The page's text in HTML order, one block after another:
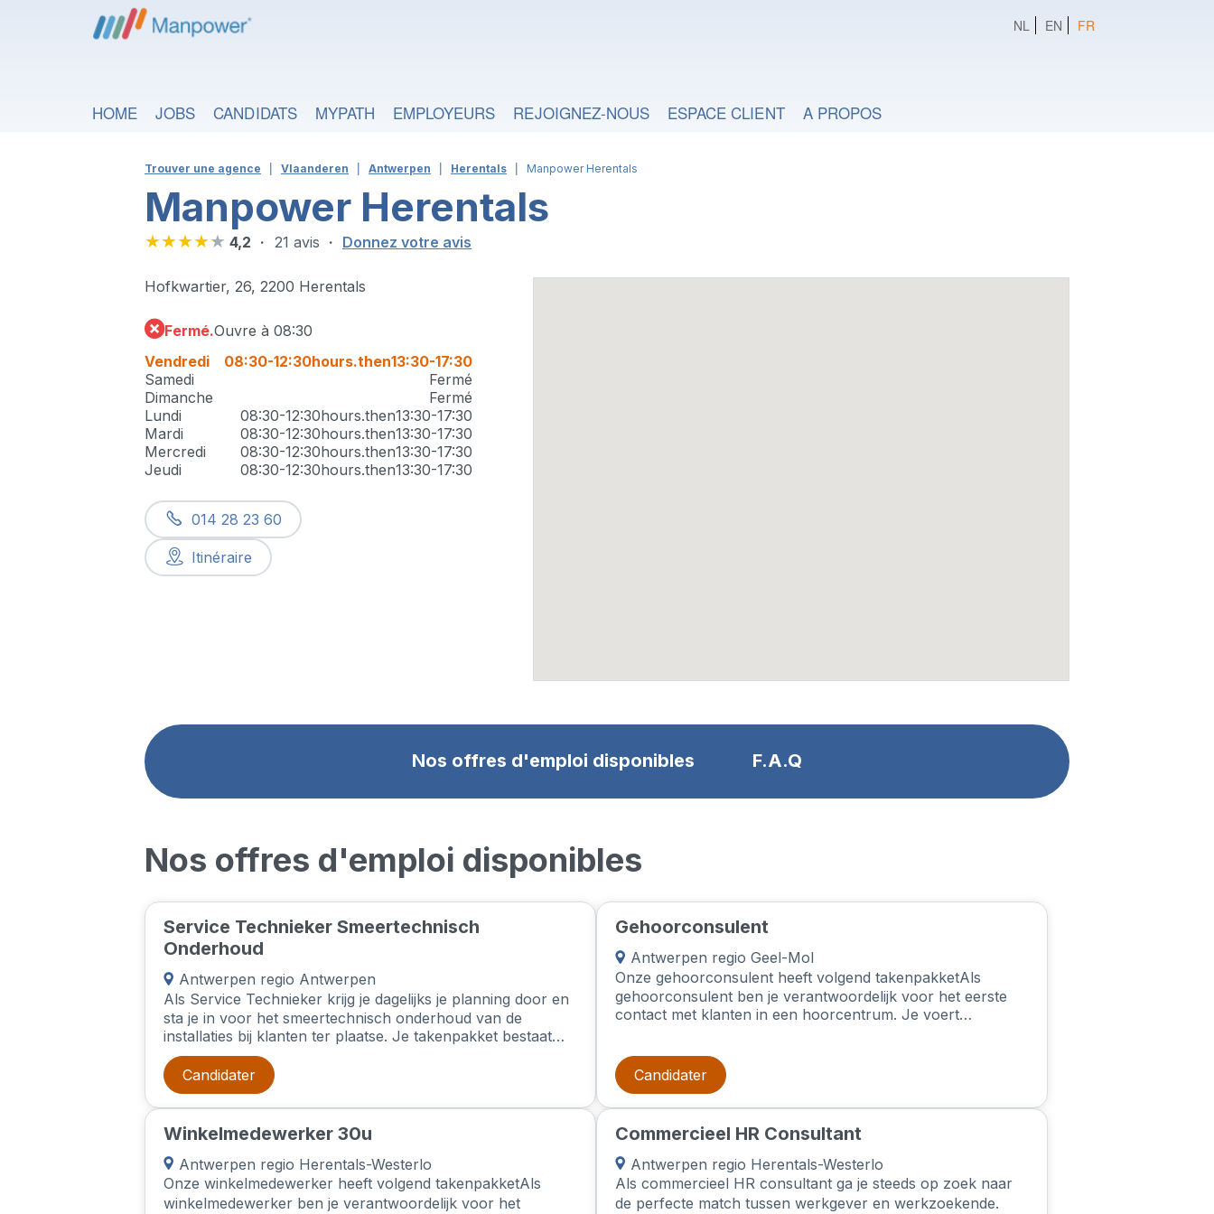
NL EN FR
HOME JOBS CANDIDATS MYPATH EMPLOYEURS REJOIGNEZ-NOUS ESPACE CLIENT A PROPOS
Trouver une agence Vlaanderen Antwerpen Herentals Manpower Herentals
Manpower Herentals
4,2 21 avis Donnez votre avis
Hofkwartier, 26, 2200 Herentals
Fermé.Ouvre à 08:30
Vendredi
08:30-12:30hours.then13:30-17:30
Samedi
Fermé
Dimanche
Fermé
Lundi
08:30-12:30hours.then13:30-17:30
Mardi
08:30-12:30hours.then13:30-17:30
Mercredi
08:30-12:30hours.then13:30-17:30
Jeudi
08:30-12:30hours.then13:30-17:30
014 28 23 60
Itinéraire
Nos offres d'emploi disponibles F.A.Q
Nos offres d'emploi disponibles
Service Technieker Smeertechnisch
Onderhoud
Antwerpen regio Antwerpen
Als Service Technieker krijg je dagelijks je planning door en
sta je in voor het smeertechnisch onderhoud van de
installaties bij klanten ter plaatse. Je takenpakket bestaat
onder andere uit het verversen van olie, doorsmeren van
de machines, nemen van stalen, etc. Daarnaast ben je
verantwoordelijk voor de correcte rapportering van de
afwijkingen.Jij bent het gezicht van de firma, het is dus heel
belangrijk om een goed contact op te bouwen en te
onderhouden met de klant. Je staat hen steeds bij met je
kennis en raad.Je klanten bevinden zich voornamelijk
in/tussen Antwerpen Gent.
Candidater
Gehoorconsulent
Antwerpen regio Geel-Mol
Onze gehoorconsulent heeft volgend takenpakketAls
gehoorconsulent ben je verantwoordelijk voor het eerste
contact met klanten in een hoorcentrum. Je voert
Daarnaast plan je afspraken in en beheer je de stock en
klantendossiers nauwkeurig. Je zal instaan voor de filialen
van Lier, HeistopdenBerg en Haacht. Uiteraard worden
jouw kms hiervoor vergoed!
Candidater
Winkelmedewerker 30u
Antwerpen regio Herentals-Westerlo
Onze winkelmedewerker heeft volgend takenpakketAls
winkelmedewerker ben je verantwoordelijk voor het
Commercieel HR Consultant
Antwerpen regio Herentals-Westerlo
Als commercieel HR consultant ga je steeds op zoek naar
de perfecte match tussen werkgever en werkzoekende.